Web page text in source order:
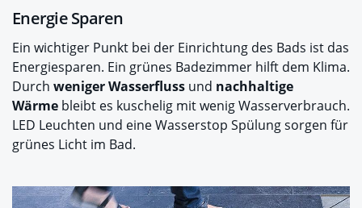
Energie Sparen
Ein wichtiger Punkt bei der Einrichtung des Bads ist das
Energiesparen. Ein grünes Badezimmer hilft dem Klima.
Durch weniger Wasserfluss und nachhaltige
Wärme bleibt es kuschelig mit wenig Wasserverbrauch.
LED Leuchten und eine Wasserstop Spülung sorgen für
grünes Licht im Bad.